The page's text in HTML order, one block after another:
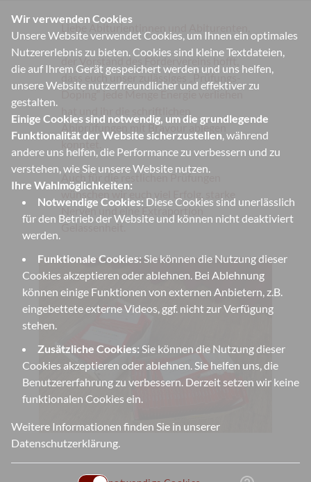
Wir verwenden Cookies
Unsere Website verwendet Cookies, um Ihnen ein optimales
Nutzererlebnis zu bieten. Cookies sind kleine Textdateien,
die auf Ihrem Gerät gespeichert werden und uns helfen,
unsere Website nutzerfreundlicher und effektiver zu
gestalten.
Einige Cookies sind notwendig, um die grundlegende
Funktionalität der Website sicherzustellen, während
andere uns helfen, die Performance zu verbessern und zu
verstehen, wie Sie unsere Website nutzen.
Ihre Wahlmöglichkeiten:
Notwendige Cookies: Diese Cookies sind unerlässlich
für den Betrieb der Website und können nicht deaktiviert
werden.
Funktionale Cookies:Sie können die Nutzung dieser
Cookies akzeptieren oder ablehnen. Bei Ablehnung
können einige Funktionen von externen Anbietern, z.B.
eingebettete externe Videos, ggf. nicht zur Verfügung
stehen.
Zusätzliche Cookies: Sie können die Nutzung dieser
Cookies akzeptieren oder ablehnen. Sie helfen uns, die
Benutzererfahrung zu verbessern. Derzeit setzen wir keine
funktionalen Cookies ein.
Weitere Informationen finden Sie in unserer
Datenschutzerklärung.
dass euch unser zulässiges „Prüfungs-
Abiprüfungen mit Bravour ablegen
wünschen wir euch viel Erfolg, starke
Nerven und eine Extraportion